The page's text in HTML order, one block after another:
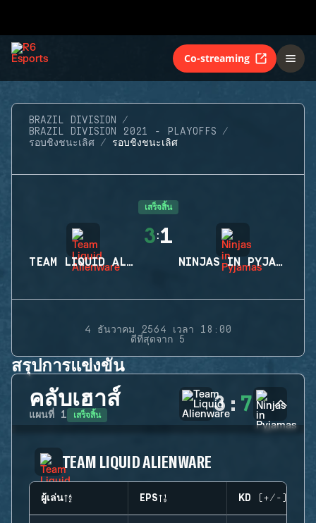
Co-streaming
BRAZIL DIVISION
BRAZIL DIVISION 2021 - PLAYOFFS
รอบชิงชนะเลิศ
รอบชิงชนะเลิศ
เสร็จสิ้น
TEAM LIQUID ALIENWARE
3:1
NINJAS IN PYJAMAS
4 ธันวาคม 2564 เวลา 18:00
ดีที่สุดจาก 5
สรุปการแข่งขัน
คลับเฮาส์
แผนที่ 1 เสร็จสิ้น 3 : 7
TEAM LIQUID ALIENWARE
ผู้เล่น EPS KD (+/-)